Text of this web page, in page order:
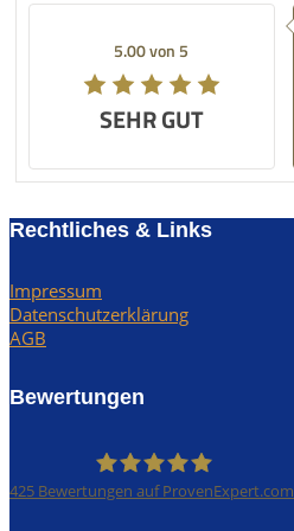
5.00 von 5
SEHR GUT
Rechtliches & Links
Impressum
Datenschutzerklärung
AGB
Bewertungen
425 Bewertungen auf ProvenExpert.com